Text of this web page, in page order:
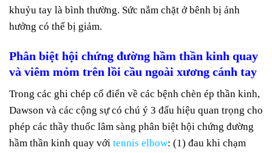
khuỷu tay là bình thường. Sức nắm chặt ở bênh bị ảnh
hưởng có thể bị giảm.
Phân biệt hội chứng đường hầm thần kinh quay
và viêm mỏm trên lồi cầu ngoài xương cánh tay
Trong các ghi chép cổ điển về các bệnh chèn ép thần kinh,
Dawson và các cộng sự có chú ý 3 đấu hiệu quan trọng cho
phép các thầy thuốc lâm sàng phân biệt hội chứng đường
hầm thần kinh quay với tennis elbow: (1) đau khi chạm